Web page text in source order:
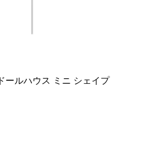
ールハウス ミニ シェイプ